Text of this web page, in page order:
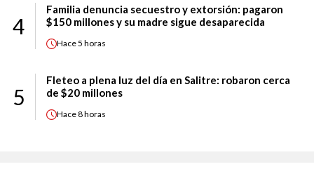
4
Familia denuncia secuestro y extorsión: pagaron
$150 millones y su madre sigue desaparecida
Hace5 horas
5
Fleteo a plena luz del día en Salitre: robaron cerca
de $20 millones
Hace8 horas